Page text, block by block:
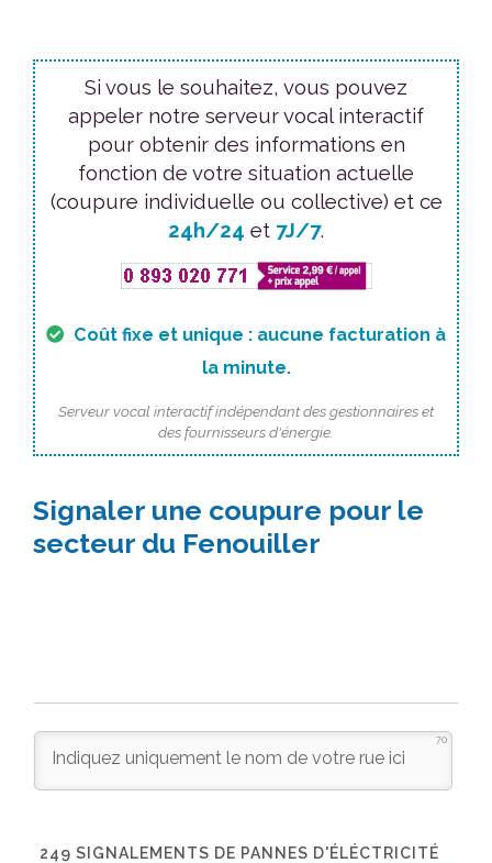
Si vous le souhaitez, vous pouvez
appeler notre serveur vocal interactif
pour obtenir des informations en
fonction de votre situation actuelle
(coupure individuelle ou collective) et ce
24h/24 et 7J/7.
Coût fixe et unique : aucune facturation à
la minute.
Serveur vocal interactif indépendant des gestionnaires et
des fournisseurs d'énergie.
Signaler une coupure pour le
secteur du Fenouiller
70
249 SIGNALEMENTS DE PANNES D'ÉLÉCTRICITÉ